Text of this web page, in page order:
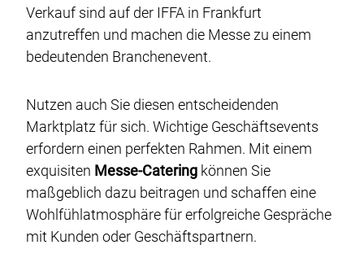
Jobs / Karriere
Kontakt
Case-Studies
Impressum & AGB
EN
Verkauf sind auf der IFFA in Frankfurt
anzutreffen und machen die Messe zu einem
bedeutenden Branchenevent.
Nutzen auch Sie diesen entscheidenden
Marktplatz für sich. Wichtige Geschäftsevents
erfordern einen perfekten Rahmen. Mit einem
exquisiten Messe-Catering können Sie
maßgeblich dazu beitragen und schaffen eine
Wohlfühlatmosphäre für erfolgreiche Gespräche
mit Kunden oder Geschäftspartnern.